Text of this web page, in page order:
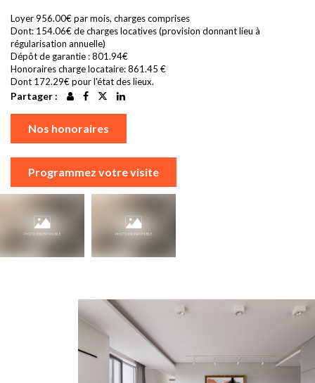
Loyer 956.00€ par mois, charges comprises
Dont: 154.06€ de charges locatives (provision donnant lieu à
régularisation annuelle)
Dépôt de garantie : 801.94€
Honoraires charge locataire: 861.45 €
Dont 172.29€ pour l'état des lieux.
Partager :
Nos honoraires
Programmez votre visite